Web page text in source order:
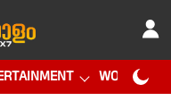
WORLD CUP